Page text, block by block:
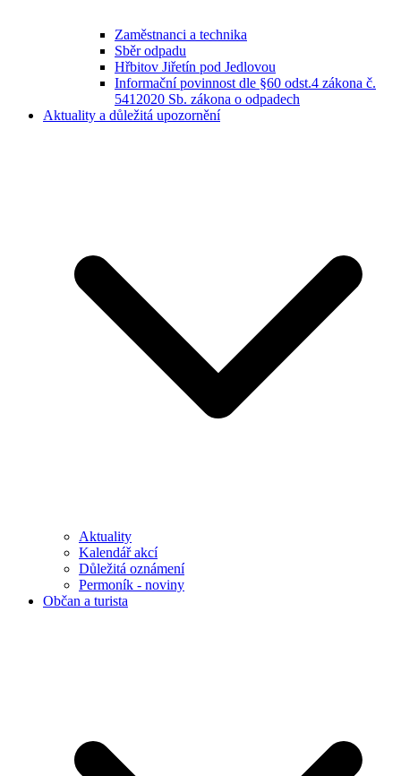
Zaměstnanci a technika
Sběr odpadu
Hřbitov Jiřetín pod Jedlovou
Informační povinnost dle §60 odst.4 zákona č.
5412020 Sb. zákona o odpadech
Aktuality a důležitá upozornění
Aktuality
Kalendář akcí
Důležitá oznámení
Permoník - noviny
Občan a turista